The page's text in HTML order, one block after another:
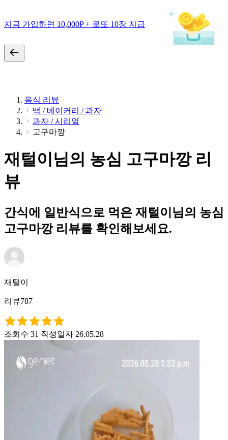
지금 가입하면 10,000P + 로또 10장 지급
음식 리뷰
떡 / 베이커리 / 과자
과자 / 시리얼
고구마깡
재털이님의 농심 고구마깡 리
뷰
간식에 일반식으로 먹은 재털이님의 농심
고구마깡 리뷰를 확인해보세요.
재털이
리뷰787
조회수 31 작성일자 26.05.28